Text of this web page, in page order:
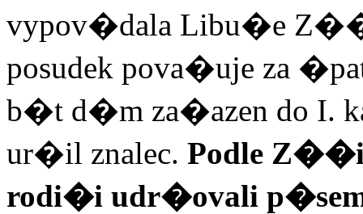
vypov�dala Libu�e
posudek pova�uje za
b�t d�m za�azen do I.
ur�il znalec. Podle
rodi�i udr�ovali